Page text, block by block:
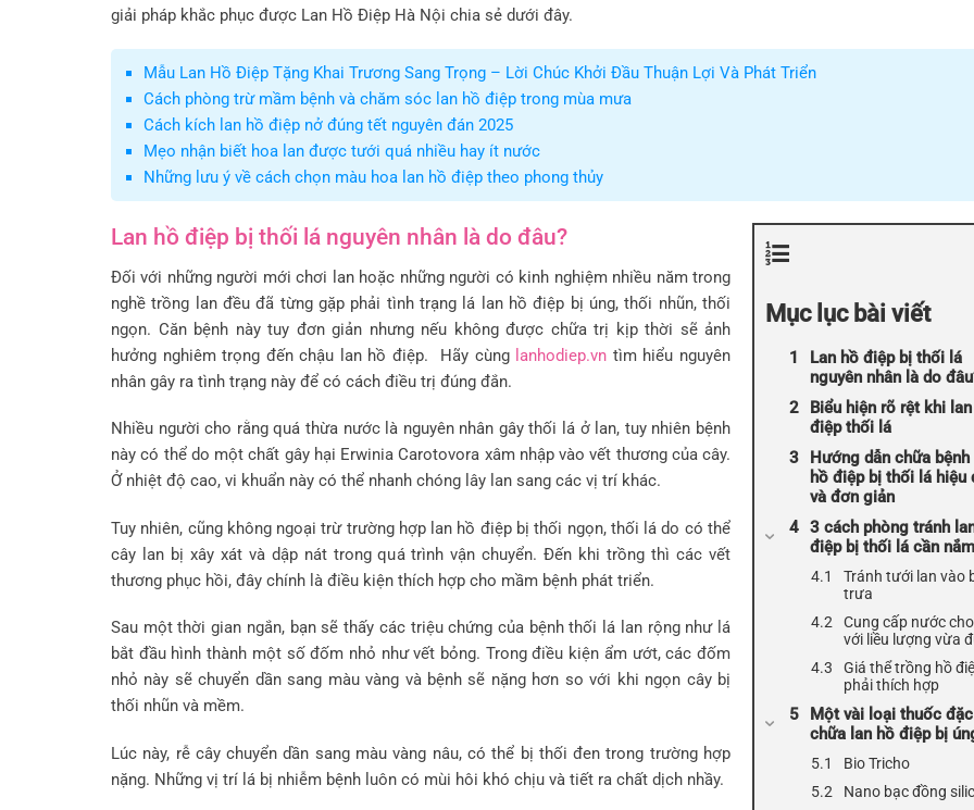
giải pháp khắc phục được Lan Hồ Điệp Hà Nội chia sẻ dưới đây.
Mẫu Lan Hồ Điệp Tặng Khai Trương Sang Trọng – Lời Chúc Khởi Đầu Thuận Lợi Và Phát Triển
Cách phòng trừ mầm bệnh và chăm sóc lan hồ điệp trong mùa mưa
Cách kích lan hồ điệp nở đúng tết nguyên đán 2025
Mẹo nhận biết hoa lan được tưới quá nhiều hay ít nước
Những lưu ý về cách chọn màu hoa lan hồ điệp theo phong thủy
Mục lục bài viết
Lan hồ điệp bị thối lá
nguyên nhân là do
Biểu hiện rõ rệt khi
điệp thối lá
Hướng dẫn chữa bệnh
hồ điệp bị thối lá hiệu
và đơn giản
3 cách phòng tránh
điệp bị thối lá cần nắm
Tránh tưới lan vào
trưa
Cung cấp nước
với liều lượng vừa
Giá thể trồng hồ
phải thích hợp
Một vài loại thuốc
chữa lan hồ điệp bị
Bio Tricho
Nano bạc đồng silic
Lan hồ điệp bị thối lá nguyên nhân là do đâu?
Đối với những người mới chơi lan hoặc những người có kinh nghiệm nhiều năm trong
nghề trồng lan đều đã từng gặp phải tình trạng lá lan hồ điệp bị úng, thối nhũn, thối
ngọn. Căn bệnh này tuy đơn giản nhưng nếu không được chữa trị kịp thời sẽ ảnh
hưởng nghiêm trọng đến chậu lan hồ điệp. Hãy cùng lanhodiep.vn tìm hiểu nguyên
nhân gây ra tình trạng này để có cách điều trị đúng đắn.
Nhiều người cho rằng quá thừa nước là nguyên nhân gây thối lá ở lan, tuy nhiên bệnh
này có thể do một chất gây hại Erwinia Carotovora xâm nhập vào vết thương của cây.
Ở nhiệt độ cao, vi khuẩn này có thể nhanh chóng lây lan sang các vị trí khác.
Tuy nhiên, cũng không ngoại trừ trường hợp lan hồ điệp bị thối ngọn, thối lá do có thể
cây lan bị xây xát và dập nát trong quá trình vận chuyển. Đến khi trồng thì các vết
thương phục hồi, đây chính là điều kiện thích hợp cho mầm bệnh phát triển.
Sau một thời gian ngắn, bạn sẽ thấy các triệu chứng của bệnh thối lá lan rộng như lá
bắt đầu hình thành một số đốm nhỏ như vết bỏng. Trong điều kiện ẩm ướt, các đốm
nhỏ này sẽ chuyển dần sang màu vàng và bệnh sẽ nặng hơn so với khi ngọn cây bị
thối nhũn và mềm.
Lúc này, rễ cây chuyển dần sang màu vàng nâu, có thể bị thối đen trong trường hợp
nặng. Những vị trí lá bị nhiễm bệnh luôn có mùi hôi khó chịu và tiết ra chất dịch nhầy.